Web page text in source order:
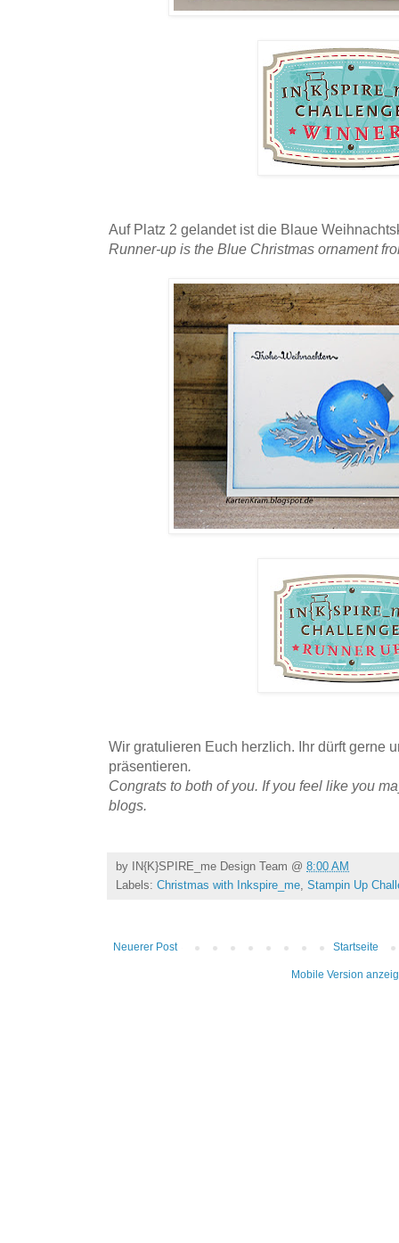
Auf Platz 2 gelandet ist die Blaue
Runner-up is the Blue Christmas ornament
Wir gratulieren Euch herzlich. Ihr dürft gerne
präsentieren.
Congrats to both of you. If you feel like you
blogs.
by IN{K}SPIRE_me Design Team @ 8:00 AM
Labels: Christmas with Inkspire_me, Stampin Up
Neuerer Post Startseite
Mobile Version